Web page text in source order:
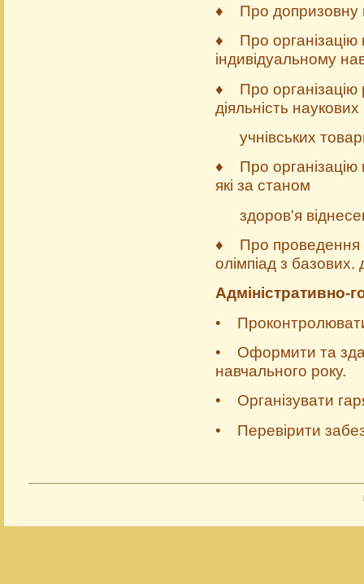
♦ Про допризовну
♦ Про організацію
індивідуальному
♦ Про організацію
діяльність на­укових
учнівських
♦ Про організацію
які за станом
здоров'я
♦ Про проведення І
олімпіад з
Адміністративно-
• Проконтролювати
• Оформити та
навчального року.
• Організувати
• Перевірити